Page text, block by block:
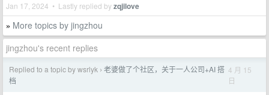
Jan 17, 2024 • Lastly replied byzqjilove
» More topics by jingzhou
jingzhou's recent replies
Replied to a topic by wsrlyk › 老婆做了个社区，关于一人公司+AI 搭
档
4 月 15
日